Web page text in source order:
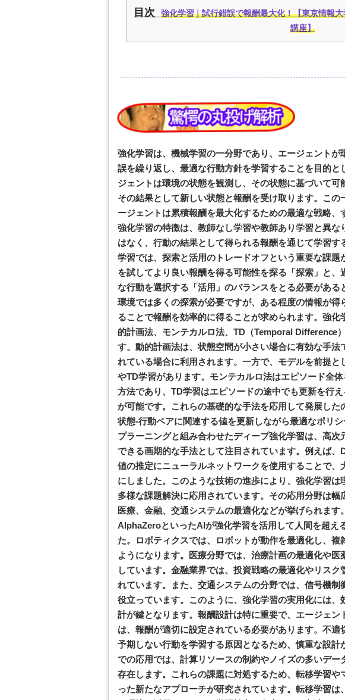
目次
強化学習｜試行錯誤で報酬最大化！【東京情報
講座】
強化学習は、機械学習の一分野であり、エージェントが
誤を繰り返し、最適な行動方針を学習することを目的と
ジェントは環境の状態を観測し、その状態に基づいて可
その結果として新しい状態と報酬を受け取ります。この
ージェントは累積報酬を最大化するための最適な戦略、
強化学習の特徴は、教師なし学習や教師あり学習と異な
はなく、行動の結果として得られる報酬を通じて学習
学習では、探索と活用のトレードオフという重要な課題
を試してより良い報酬を得る可能性を探る「探索」と、
な行動を選択する「活用」のバランスをとる必要がある
環境では多くの探索が必要ですが、ある程度の情報が得
ることで報酬を効率的に得ることが求められます。強化
的計画法、モンテカルロ法、TD（Temporal Difference
す。動的計画法は、状態空間が小さい場合に有効な手法
れている場合に利用されます。一方で、モデルを前提と
やTD学習があります。モンテカルロ法はエピソード全
方法であり、TD学習はエピソードの途中でも更新を行
が可能です。これらの基礎的な手法を応用して発展した
状態-行動ペアに関連する値を更新しながら最適なポリ
プラーニングと組み合わせたディープ強化学習は、高次
できる画期的な手法として注目されています。例えば
値の推定にニューラルネットワークを使用することで、
にしました。このような技術の進歩により、強化学習は
多様な課題解決に応用されています。その応用分野は幅
医療、金融、交通システムの最適化などが挙げられま
AlphaZeroといったAIが強化学習を活用して人間を超え
た。ロボティクスでは、ロボットが動作を最適化し、複
ようになります。医療分野では、治療計画の最適化や
しています。金融業界では、投資戦略の最適化やリスク
れています。また、交通システムの分野では、信号機制
役立っています。このように、強化学習の実用化には、
計が鍵となります。報酬設計は特に重要で、エージェン
は、報酬が適切に設定されている必要があります。不
予期しない行動を学習する原因となるため、慎重な設計
での応用では、計算リソースの制約やノイズの多いデー
存在します。これらの課題に対処するため、転移学習や
った新たなアプローチが研究されています。転移学習は